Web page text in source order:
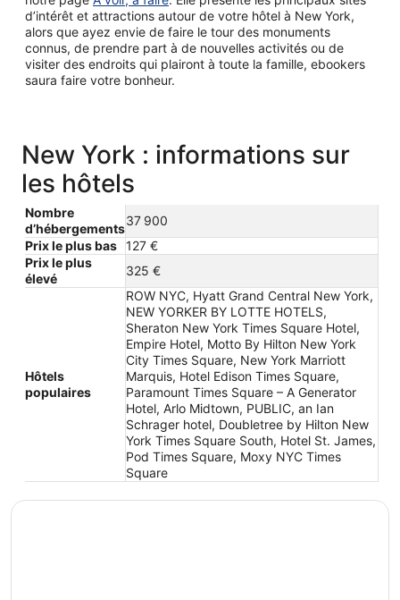
d’intérêt et attractions autour de votre hôtel à New York,
alors que ayez envie de faire le tour des monuments
connus, de prendre part à de nouvelles activités ou de
visiter des endroits qui plairont à toute la famille, ebookers
saura faire votre bonheur.
New York : informations sur
les hôtels
Nombre
d’hébergements
37 900
Prix le plus bas 127 €
Prix le plus
élevé
325 €
Hôtels
populaires
ROW NYC, Hyatt Grand Central New York,
NEW YORKER BY LOTTE HOTELS,
Sheraton New York Times Square Hotel,
Empire Hotel, Motto By Hilton New York
City Times Square, New York Marriott
Marquis, Hotel Edison Times Square,
Paramount Times Square – A Generator
Hotel, Arlo Midtown, PUBLIC, an Ian
Schrager hotel, Doubletree by Hilton New
York Times Square South, Hotel St. James,
Pod Times Square, Moxy NYC Times
Square